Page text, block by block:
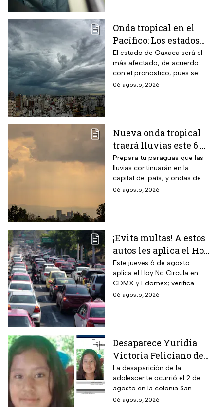
Onda tropical en el
Pacífico: Los estados
donde lloverá más
fuerte este jueves y
viernes
El estado de Oaxaca será el
más afectado, de acuerdo
con el pronóstico, pues se
prevén lluvias intensas con
06 agosto, 2026
Nueva onda tropical
traerá lluvias este 6 de
agosto; Monzón
mexicano aumentará
las temperaturas este
jueves
Prepara tu paraguas que las
lluvias continuarán en la
capital del país; y ondas de
calor afectarán el norte de
06 agosto, 2026
¡Evita multas! A estos
autos les aplica el Hoy
No Circula durante
este jueves en CDMX
y partes del Edomex
Este jueves 6 de agosto
aplica el Hoy No Circula en
CDMX y Edomex; verifica
color de engomado, placas y
06 agosto, 2026
Desaparece Yuridia
Victoria Feliciano de
13 años en Tlalpan,
CDMX; activan Alerta
Amber
La desaparición de la
adolescente ocurrió el 2 de
agosto en la colonia San
Pedro Mártir; autoridades
06 agosto, 2026